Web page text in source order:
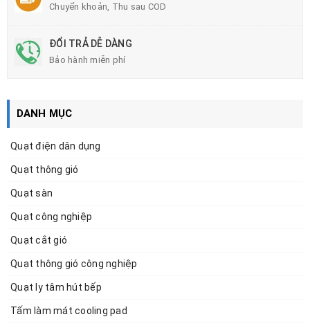
Chuyển khoản, Thu sau COD
ĐỔI TRẢ DỄ DÀNG
Bảo hành miễn phí
DANH MỤC
Quạt điện dân dụng
Quạt thông gió
Quạt sàn
Quạt công nghiệp
Quạt cắt gió
Quạt thông gió công nghiệp
Quạt ly tâm hút bếp
Tấm làm mát cooling pad